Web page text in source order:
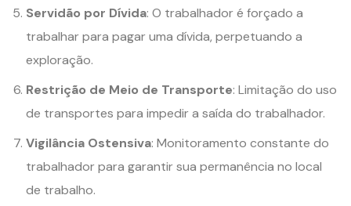
Servidão por Dívida: O trabalhador é forçado a
trabalhar para pagar uma dívida, perpetuando a
exploração.
Restrição de Meio de Transporte: Limitação do uso
de transportes para impedir a saída do trabalhador.
Vigilância Ostensiva: Monitoramento constante do
trabalhador para garantir sua permanência no local
de trabalho.